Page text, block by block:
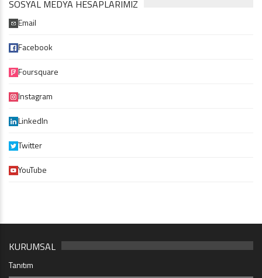
SOSYAL MEDYA HESAPLARIMIZ
Email
Facebook
Foursquare
Instagram
LinkedIn
Twitter
YouTube
KURUMSAL
Tanıtım